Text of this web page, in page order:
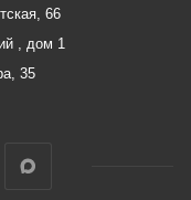
66
, дом 1
35